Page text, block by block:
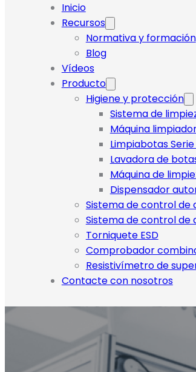
Inicio
Recursos
Normativa y formación
Blog
Vídeos
Producto
Higiene y protección
Sistema de
Máquina
Limpiabotas Serie
Lavadora de
Máquina de
Dispensador
Sistema de control de
Sistema de control de
Torniquete ESD
Comprobador
Resistivímetro de
Contacte con nosotros